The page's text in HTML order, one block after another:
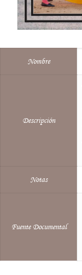
Nombre
Descripción
Notas
Fuente Documental